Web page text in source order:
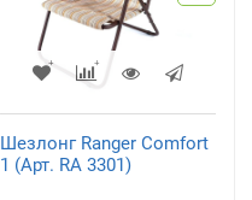
Шезлонг Ranger Comfort
1 (Арт. RA 3301)